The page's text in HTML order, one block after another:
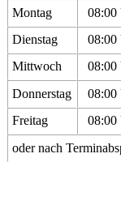
Montag 08:00
Dienstag
08:00
Mittwoch
08:00
Donnerstag
08:00
Freitag
08:00
oder nach